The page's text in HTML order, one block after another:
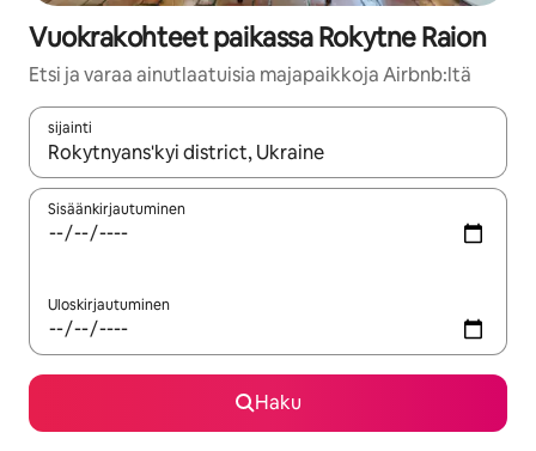
Vuokrakohteet paikassa Rokytne Raion
Etsi ja varaa ainutlaatuisia majapaikkoja Airbnb:ltä
sijainti
Kun tulokset ovat saatavilla, navigoi ylös- ja alas-
Sisäänkirjautuminen
Uloskirjautuminen
Haku